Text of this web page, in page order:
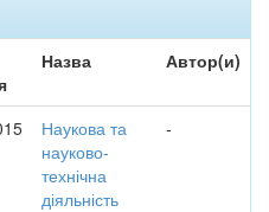
Назва Автор(и)
Наукова та
науково-
технічна
діяльність
-